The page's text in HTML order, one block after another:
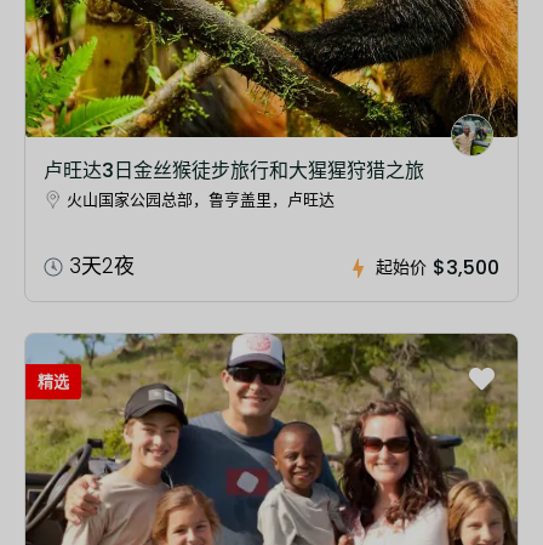
卢旺达3日金丝猴徒步旅行和大猩猩狩猎之旅
火山国家公园总部，鲁亨盖里，卢旺达
3天2夜 起始价 $3,500
精选